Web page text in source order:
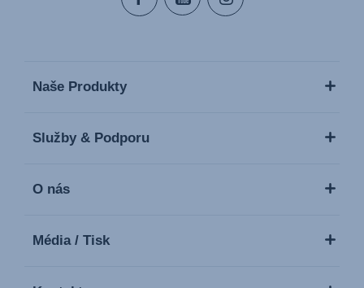
Naše Produkty
Služby & Podporu
O nás
Média / Tisk